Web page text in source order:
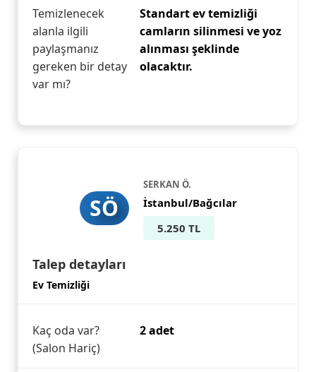
Temizlenecek
alanla ilgili
paylaşmanız
gereken bir detay
var mı?
Standart ev temizliği
camların silinmesi ve yoz
alınması şeklinde
olacaktır.
SÖ
SERKAN Ö.
İstanbul/Bağcılar
5.250 TL
Talep detayları
Ev Temizliği
Kaç oda var?
(Salon Hariç)
2 adet